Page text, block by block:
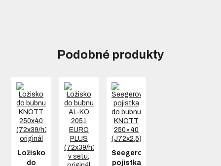
Podobné produkty
Ložisko
do
Seegerova
pojistka